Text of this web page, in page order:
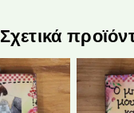
Σχετικά